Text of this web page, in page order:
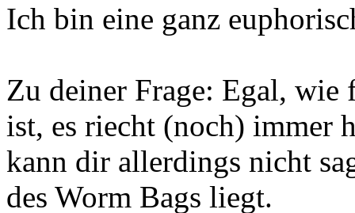
Ich bin eine ganz
Zu deiner Frage: Egal, wie
ist, es riecht (noch) immer
kann dir allerdings nicht
des Worm Bags liegt.